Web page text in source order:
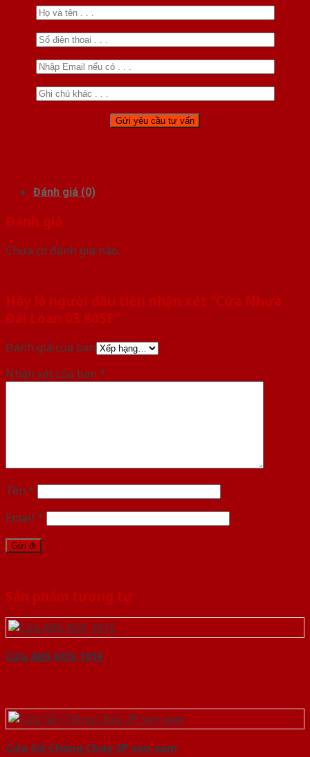
Đánh giá (0)
Đánh giá
Chưa có đánh giá nào.
Hãy là người đầu tiên nhận xét “Cửa Nhựa
Đài Loan 03 805E”
Đánh giá của bạn
Nhận xét của bạn *
Tên *
Email *
Sản phẩm tương tự
Cửa ABS KOS 101E
Cửa Gỗ Chống Cháy 2P son xam